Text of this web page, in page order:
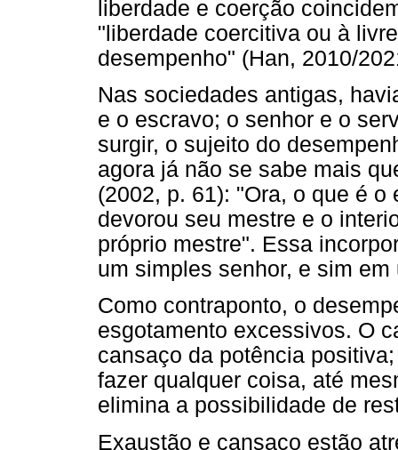
liberdade e coerção
"liberdade coercitiva ou à
desempenho" (Han, 2010/
Nas sociedades antigas,
e o escravo; o senhor e o
surgir, o sujeito do
agora já não se sabe mais
(2002, p. 61): "Ora, o que é
devorou seu mestre e o
próprio mestre". Essa
um simples senhor, e sim
Como contraponto, o
esgotamento excessivos. O
cansaço da potência
fazer qualquer coisa, até
elimina a possibilidade de
Exaustão e cansaço estão